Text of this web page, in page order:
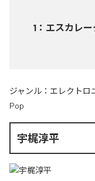
1 ： エスカレ
ジャンル： エレクトロ
Pop
宇梶淳平